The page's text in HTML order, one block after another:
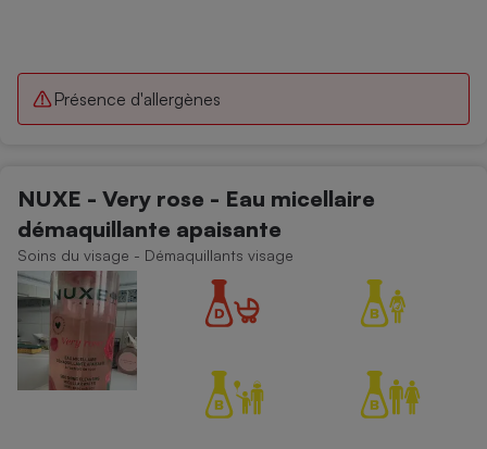
Présence d'allergènes
NUXE - Very rose - Eau micellaire
démaquillante apaisante
Soins du visage - Démaquillants visage